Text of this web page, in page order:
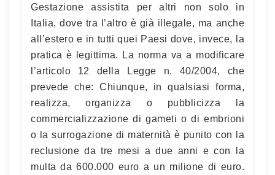
Gestazione assistita per altri non solo in
Italia, dove tra l’altro è già illegale, ma anche
all’estero e in tutti quei Paesi dove, invece, la
pratica è legittima. La norma va a modificare
l’articolo 12 della Legge n. 40/2004, che
prevede che: Chiunque, in qualsiasi forma,
realizza, organizza o pubblicizza la
commercializzazione di gameti o di embrioni
o la surrogazione di maternità è punito con la
reclusione da tre mesi a due anni e con la
multa da 600.000 euro a un milione di euro.